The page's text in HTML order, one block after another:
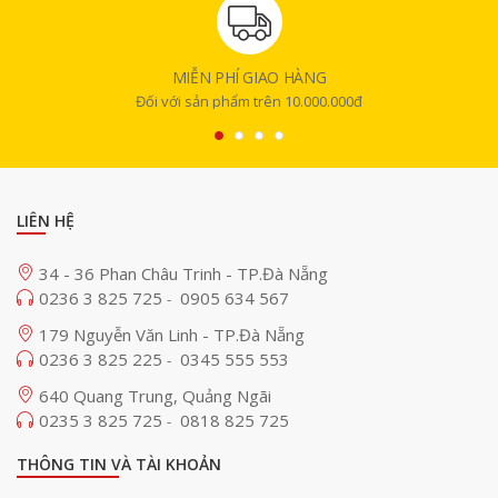
MIỄN PHÍ GIAO HÀNG
Đối với sản phẩm trên 10.000.000đ
LIÊN HỆ
34 - 36 Phan Châu Trinh - TP.Đà Nẵng
0236 3 825 725 - 0905 634 567
179 Nguyễn Văn Linh - TP.Đà Nẵng
0236 3 825 225 - 0345 555 553
640 Quang Trung, Quảng Ngãi
0235 3 825 725 - 0818 825 725
THÔNG TIN VÀ TÀI KHOẢN